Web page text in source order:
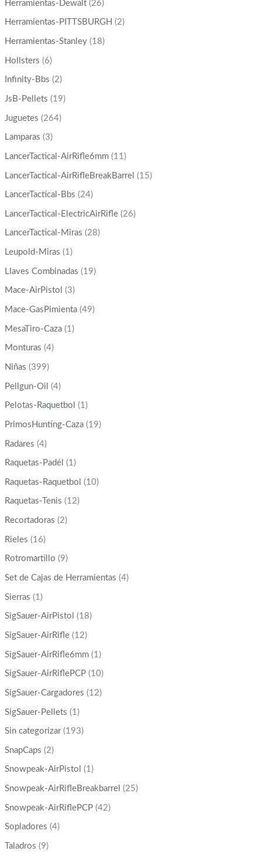
Herramientas-Dewalt (26)
Herramientas-PITTSBURGH (2)
Herramientas-Stanley (18)
Hollsters (6)
Infinity-Bbs (2)
JsB-Pellets (19)
Juguetes (264)
Lamparas (3)
LancerTactical-AirRifle6mm (11)
LancerTactical-AirRifleBreakBarrel (15)
LancerTactical-Bbs (24)
LancerTactical-ElectricAirRifle (26)
LancerTactical-Miras (28)
Leupold-Miras (1)
Llaves Combinadas (19)
Mace-AirPistol (3)
Mace-GasPimienta (49)
MesaTiro-Caza (1)
Monturas (4)
Niñas (399)
Pellgun-Oil (4)
Pelotas-Raquetbol (1)
PrimosHunting-Caza (19)
Radares (4)
Raquetas-Padél (1)
Raquetas-Raquetbol (10)
Raquetas-Tenis (12)
Recortadoras (2)
Rieles (16)
Rotromartillo (9)
Set de Cajas de Herramientas (4)
Sierras (1)
SigSauer-AirPistol (18)
SigSauer-AirRifle (12)
SigSauer-AirRifle6mm (1)
SigSauer-AirRiflePCP (10)
SigSauer-Cargadores (12)
SigSauer-Pellets (1)
Sin categorizar (193)
SnapCaps (2)
Snowpeak-AirPistol (1)
Snowpeak-AirRifleBreakbarrel (25)
Snowpeak-AirRiflePCP (42)
Sopladores (4)
Taladros (9)